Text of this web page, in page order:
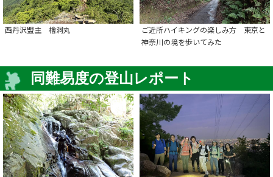
西丹沢盟主 檜洞丸
ご近所ハイキングの楽しみ方 東京と
神奈川の境を歩いてみた
同難易度の登山レポート